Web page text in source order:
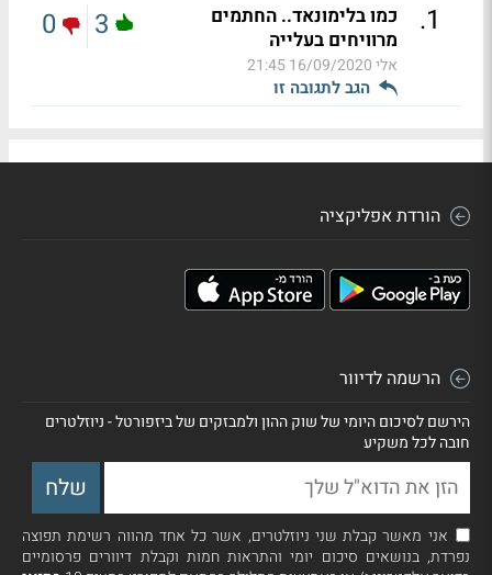
1
.
כמו בלימונאד.. החתמים
מרוויחים בעלייה
אלי16/09/2020 21:45
הגב לתגובה זו
3
0
הורדת אפליקציה
הרשמה לדיוור
הירשם לסיכום היומי של שוק ההון ולמבזקים של ביזפורטל - ניוזלטרים
חובה לכל משקיע
אני מאשר קבלת שני ניוזלטרים, אשר כל אחד מהווה רשימת תפוצה
נפרדת, בנושאים סיכום יומי והתראות חמות וקבלת דיוורים פרסומיים